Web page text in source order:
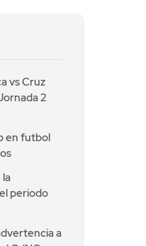
vs Cruz
2
en futbol
periodo
a